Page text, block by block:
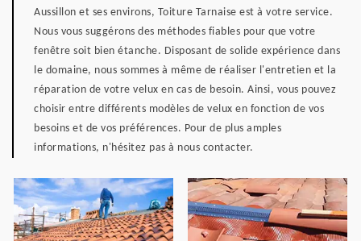
Aussillon et ses environs, Toiture Tarnaise est à votre service.
Nous vous suggérons des méthodes fiables pour que votre
fenêtre soit bien étanche. Disposant de solide expérience dans
le domaine, nous sommes à même de réaliser l'entretien et la
réparation de votre velux en cas de besoin. Ainsi, vous pouvez
choisir entre différents modèles de velux en fonction de vos
besoins et de vos préférences. Pour de plus amples
informations, n'hésitez pas à nous contacter.